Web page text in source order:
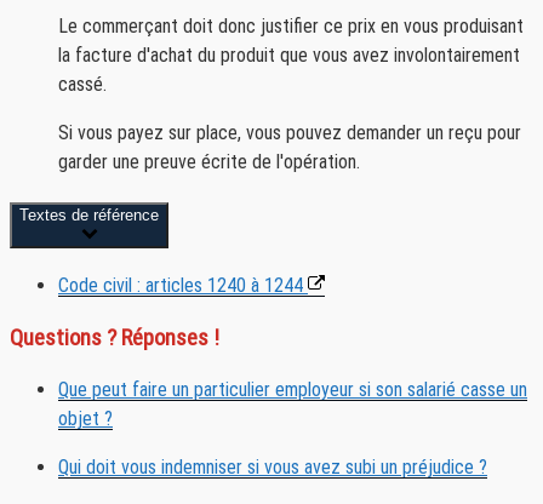
Le commerçant doit donc justifier ce prix en vous produisant
la facture d'achat du produit que vous avez involontairement
cassé.
Si vous payez sur place, vous pouvez demander un reçu pour
garder une preuve écrite de l'opération.
Textes de référence
Code civil : articles 1240 à 1244
Questions ? Réponses !
Que peut faire un particulier employeur si son salarié casse un
objet ?
Qui doit vous indemniser si vous avez subi un préjudice ?